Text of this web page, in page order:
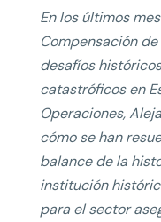
En los últimos
Compensación
desafíos
catastróficos en
Operaciones,
cómo se han
balance de la
institución
para el sector